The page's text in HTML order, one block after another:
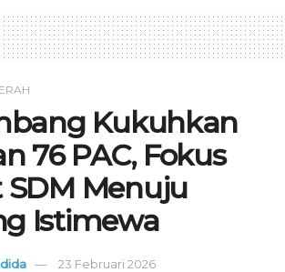
Kukuhkan
76 PAC, Fokus
Menuju
Istimewa
23 Februari 2026